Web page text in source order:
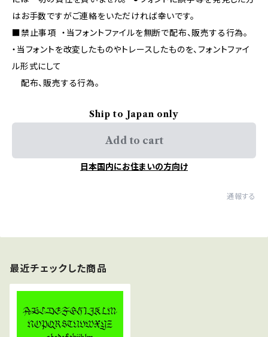
はお手数ですがご連絡をいただければ幸いです。
■禁止事項 ・当フォントファイルを無断で配布、販売する行為。
・当フォントを改変したものやトレースしたものを、フォントファイ
ル形式にして
配布、販売する行為。
Ship to Japan only
Add to cart
日本国内にお住まいの方向け
通報する
最近チェックした商品